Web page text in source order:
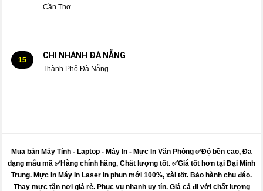
Cần Thơ
15 CHI NHÁNH ĐÀ NẴNG
Thành Phố Đà Nẵng
Mua bán Máy Tính - Laptop - Máy In - Mực In Văn Phòng ✅Độ bền cao, Đa
dạng mẫu mã ✅Hàng chính hãng, Chất lượng tốt. ✅Giá tốt hơn tại Đại Minh
Trung. Mực in Máy In Laser in phun mới 100%, xài tốt. Bảo hành chu đáo.
Thay mựctận nơi giá rẻ. Phục vụ nhanh uy tín. Giá cả đi với chất lượng